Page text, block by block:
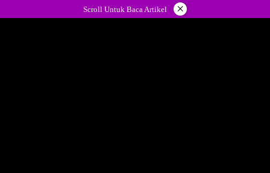
ke
Scroll Untuk Baca Artikel ×